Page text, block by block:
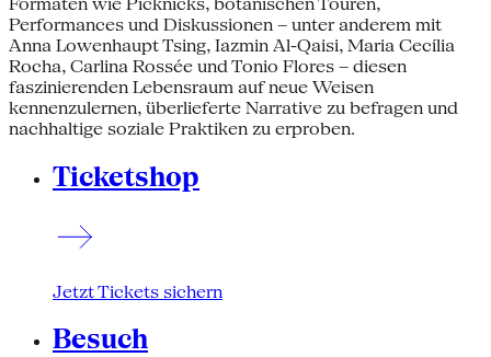
Performances und Diskussionen – unter anderem mit
Anna Lowenhaupt Tsing, Iazmin Al-Qaisi, Maria Cecília
Rocha, Carlina Rossée und Tonio Flores – diesen
faszinierenden Lebensraum auf neue Weisen
kennenzulernen, überlieferte Narrative zu befragen und
nachhaltige soziale Praktiken zu erproben.
Ticketshop
Jetzt Tickets sichern
Besuch